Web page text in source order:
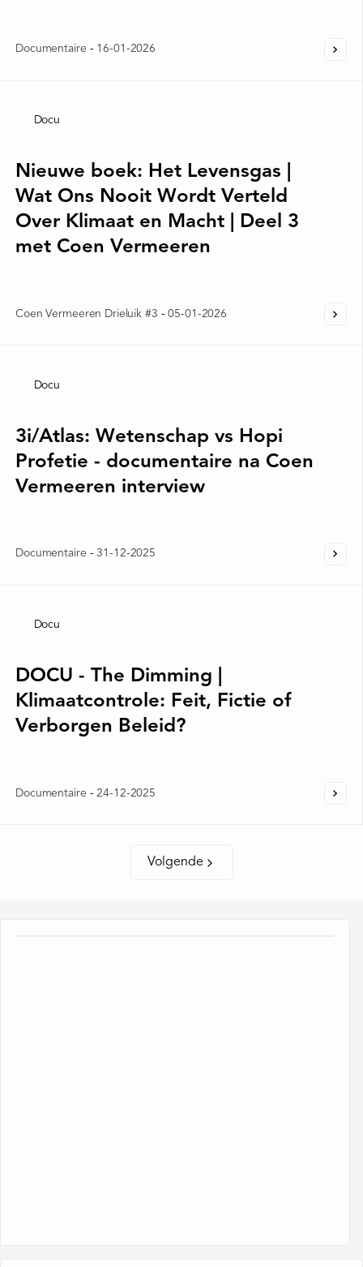
Documentaire - 16-01-2026
Docu
Nieuwe boek: Het Levensgas |
Wat Ons Nooit Wordt Verteld
Over Klimaat en Macht | Deel 3
met Coen Vermeeren
Coen Vermeeren Drieluik #3 - 05-01-2026
Docu
3i/Atlas: Wetenschap vs Hopi
Profetie - documentaire na Coen
Vermeeren interview
Documentaire - 31-12-2025
Docu
DOCU - The Dimming |
Klimaatcontrole: Feit, Fictie of
Verborgen Beleid?
Documentaire - 24-12-2025
Volgende